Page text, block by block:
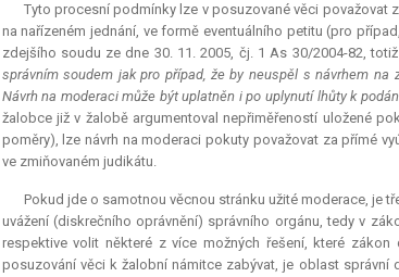
Tyto procesní podmínky lze v posuzované věci považovat
na nařízeném jednání, ve formě eventuálního petitu (pro
zdejšího soudu ze dne 30. 11. 2005, čj. 1 As 30/2004-82, totiž
správním soudem jak pro případ, že by neuspěl s návrhem
Návrh na moderaci může být uplatněn i po uplynutí lhůty k
žalobce již v žalobě argumentoval nepřiměřeností uložené
poměry), lze návrh na moderaci pokuty považovat za přímé
ve zmiňovaném judikátu.
Pokud jde o samotnou věcnou stránku užité moderace, je
uvážení (diskrečního oprávnění) správního orgánu, tedy v
respektive volit některé z více možných řešení, které
posuzování věci k žalobní námitce zabývat, je oblast